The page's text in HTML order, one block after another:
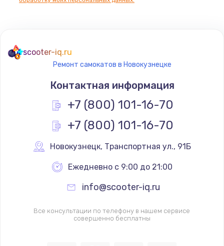
scooter-iq.ru
Ремонт самокатов в Новокузнецке
Контактная информация
+7 (800) 101-16-70
+7 (800) 101-16-70
Новокузнецк, Транспортная ул., 91Б
Ежедневно с 9:00 до 21:00
info@scooter-iq.ru
Все консультации по телефону в нашем сервисе
совершенно бесплатны